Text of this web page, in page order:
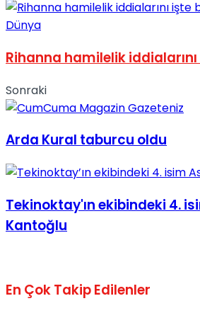
Dünya
Rihanna hamilelik
Sonraki
Arda Kural taburcu oldu
Tekinoktay'ın ekibindeki 4.
Kantoğlu
En Çok Takip Edilenler